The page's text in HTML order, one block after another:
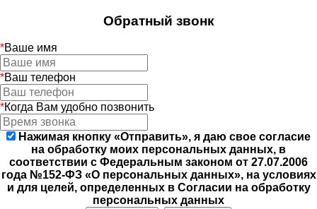
Обратный звонк
*Ваше имя
*Ваш телефон
*Когда Вам удобно позвонить
Нажимая кнопку «Отправить», я даю свое согласие
на обработку моих персональных данных, в
соответствии с Федеральным законом от 27.07.2006
года №152-ФЗ «О персональных данных», на условиях
и для целей, определенных в Согласии на обработку
персональных данных